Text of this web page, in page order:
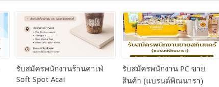
รับสมัครพนักงานร้านคาเฟ่
Soft Spot Acai
รับสมัครพนักงาน PC ขาย
สินค้า (แบรนด์พิณนารา)